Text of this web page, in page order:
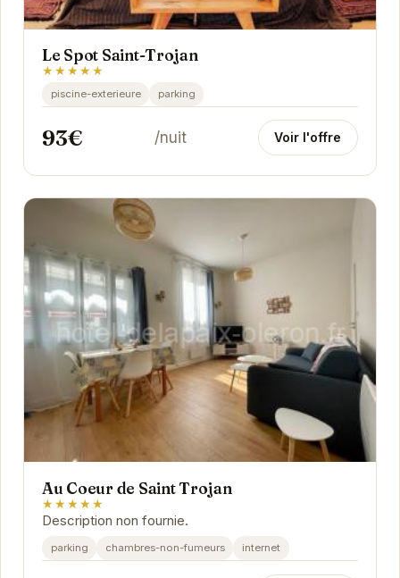
Le Spot Saint-Trojan
★★★★★
piscine-exterieure parking
93€ /nuit Voir l'offre
Au Coeur de Saint Trojan
★★★★★
Description non fournie.
parking chambres-non-fumeurs internet